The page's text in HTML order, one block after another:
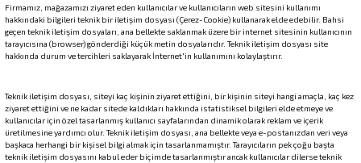
Firmamız, mağazamızı ziyaret eden kullanıcılar ve kullanıcıların web sitesini kullanımı
hakkındaki bilgileri teknik bir iletişim dosyası (Çerez-Cookie) kullanarak elde edebilir. Bahsi
geçen teknik iletişim dosyaları, ana bellekte saklanmak üzere bir internet sitesinin kullanıcının
tarayıcısına (browser) gönderdiği küçük metin dosyalarıdır. Teknik iletişim dosyası site
hakkında durum ve tercihleri saklayarak İnternet'in kullanımını kolaylaştırır.
Teknik iletişim dosyası, siteyi kaç kişinin ziyaret ettiğini, bir kişinin siteyi hangi amaçla, kaç kez
ziyaret ettiğini ve ne kadar sitede kaldıkları hakkında istatistiksel bilgileri elde etmeye ve
kullanıcılar için özel tasarlanmış kullanıcı sayfalarından dinamik olarak reklam ve içerik
üretilmesine yardımcı olur. Teknik iletişim dosyası, ana bellekte veya e-postanızdan veri veya
başkaca herhangi bir kişisel bilgi almak için tasarlanmamıştır. Tarayıcıların pek çoğu başta
teknik iletişim dosyasını kabul eder biçimde tasarlanmıştır ancak kullanıcılar dilerse teknik